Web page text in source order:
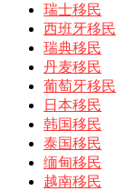
瑞士移民
西班牙移民
瑞典移民
丹麦移民
葡萄牙移民
日本移民
韩国移民
泰国移民
缅甸移民
越南移民